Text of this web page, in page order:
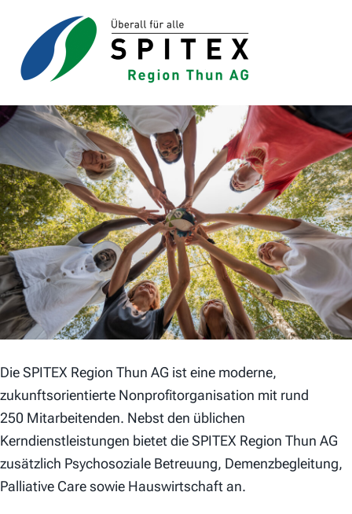
Die SPITEX Region Thun AG ist eine moderne,
zukunftsorientierte Nonprofitorganisation mit rund
250 Mitarbeitenden. Nebst den üblichen
Kerndienstleistungen bietet die SPITEX Region Thun AG
zusätzlich Psychosoziale Betreuung, Demenzbegleitung,
Palliative Care sowie Hauswirtschaft an.